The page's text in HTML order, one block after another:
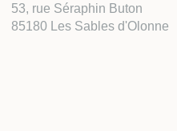
53, rue Séraphin Buton
85180 Les Sables d'Olonne